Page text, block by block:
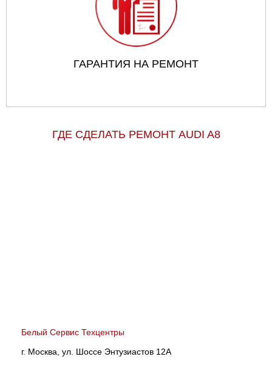
ГАРАНТИЯ НА РЕМОНТ
ГДЕ СДЕЛАТЬ РЕМОНТ AUDI A8
Белый Сервис Техцентры
г. Москва, ул. Шоссе Энтузиастов 12А